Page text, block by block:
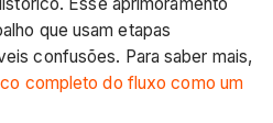
que usam etapas
confusões. Para saber mais,
completo do fluxo como um